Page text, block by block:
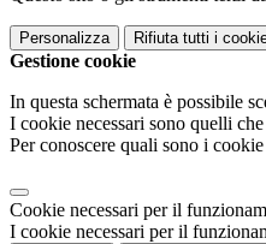
Personalizza Rifiuta tutti i
Gestione cookie
In questa schermata è possibile
I cookie necessari sono quelli
Per conoscere quali sono i
Cookie necessari per il
I cookie necessari per il